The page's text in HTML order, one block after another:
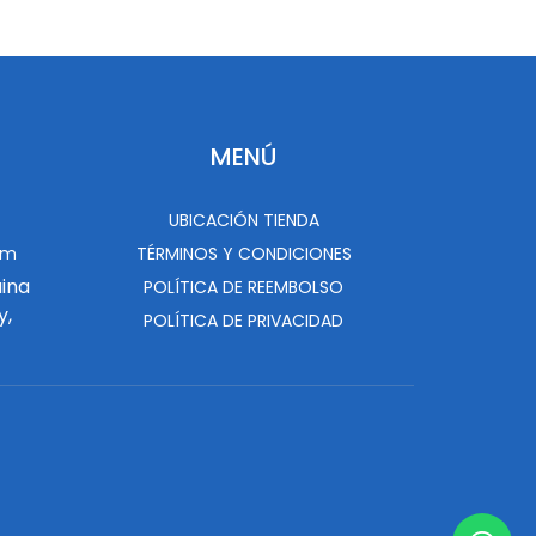
MENÚ
UBICACIÓN TIENDA
TÉRMINOS Y CONDICIONES
POLÍTICA DE REEMBOLSO
POLÍTICA DE PRIVACIDAD